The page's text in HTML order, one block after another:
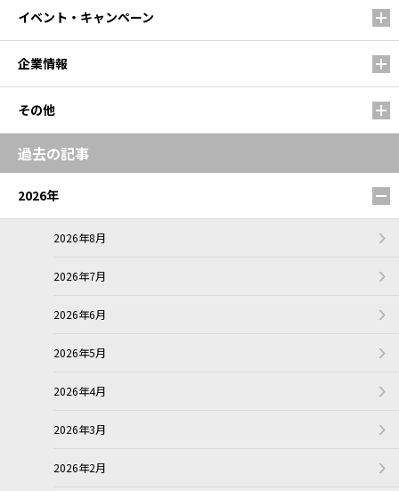
イベント・キャンペーン
企業情報
その他
過去の記事
2026年
2026年8月
2026年7月
2026年6月
2026年5月
2026年4月
2026年3月
2026年2月